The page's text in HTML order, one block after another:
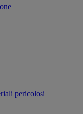
pericolosi